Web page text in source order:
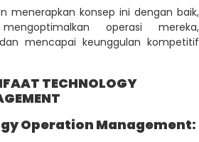
menerapkan konsep ini dengan baik,
operasi mereka,
mencapai keunggulan kompetitif
TECHNOLOGY
Operation Management: